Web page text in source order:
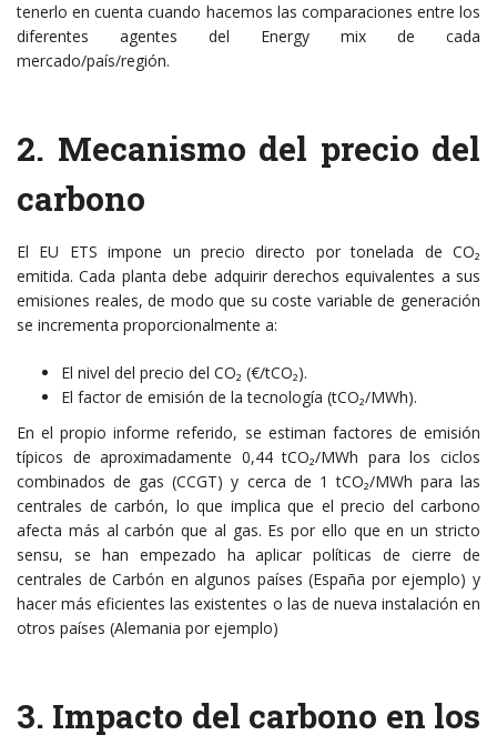
tenerlo en cuenta cuando hacemos las comparaciones entre los
diferentes agentes del Energy mix de cada
mercado/país/región.
2. Mecanismo del precio del
carbono
El EU ETS impone un precio directo por tonelada de CO₂
emitida. Cada planta debe adquirir derechos equivalentes a sus
emisiones reales, de modo que su coste variable de generación
se incrementa proporcionalmente a:
El nivel del precio del CO₂ (€/tCO₂).
El factor de emisión de la tecnología (tCO₂/MWh).
En el propio informe referido, se estiman factores de emisión
típicos de aproximadamente 0,44 tCO₂/MWh para los ciclos
combinados de gas (CCGT) y cerca de 1 tCO₂/MWh para las
centrales de carbón, lo que implica que el precio del carbono
afecta más al carbón que al gas. Es por ello que en un stricto
sensu, se han empezado ha aplicar políticas de cierre de
centrales de Carbón en algunos países (España por ejemplo) y
hacer más eficientes las existentes o las de nueva instalación en
otros países (Alemania por ejemplo)
3. Impacto del carbono en los